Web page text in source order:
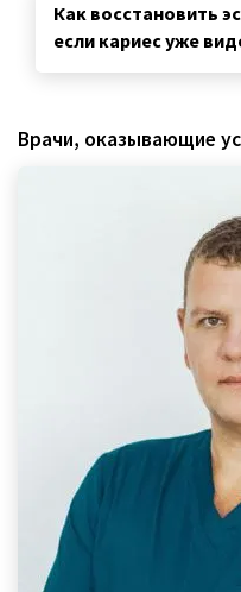
Как восстановить
если кариес уже
Врачи, оказывающие